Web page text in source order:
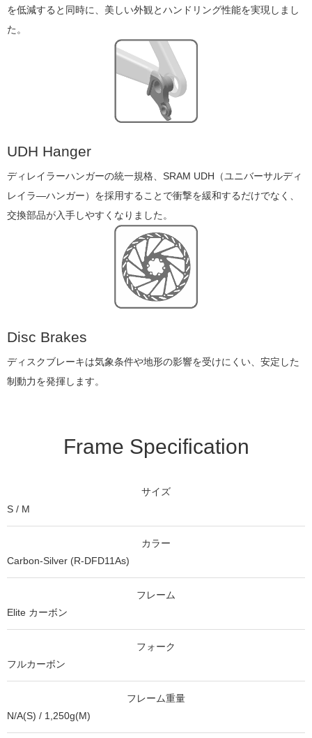
を低減すると同時に、美しい外観とハンドリング性能を実現しまし
た。
UDH Hanger
ディレイラーハンガーの統一規格、SRAM UDH（ユニバーサルディ
レイラ―ハンガー）を採用することで衝撃を緩和するだけでなく、
交換部品が入手しやすくなりました。
Disc Brakes
ディスクブレーキは気象条件や地形の影響を受けにくい、安定した
制動力を発揮します。
Frame Specification
サイズ
S / M
カラー
Carbon-Silver (R-DFD11As)
フレーム
Elite カーボン
フォーク
フルカーボン
フレーム重量
N/A(S) / 1,250g(M)